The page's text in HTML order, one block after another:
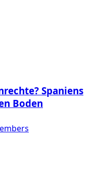
Spaniens
Boden